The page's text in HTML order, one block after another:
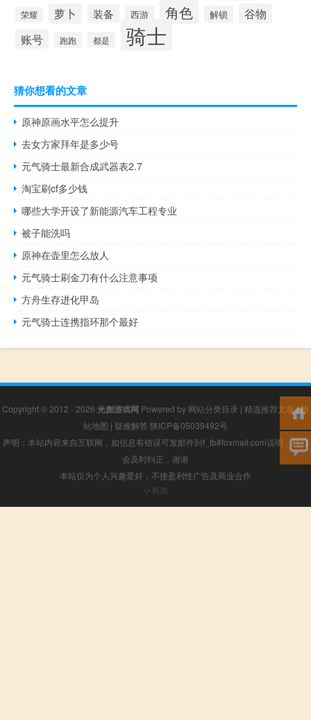
荣耀 萝卜 装备 西游 角色 解锁 谷物
账号 跑跑 都是 骑士
猜你想看的文章
原神原画水平怎么提升
去女方家拜年是多少号
元气骑士最新合成武器表2.7
淘宝刷cf多少钱
哪些大学开设了新能源汽车工程专业
被子能洗吗
原神在壶里怎么放人
元气骑士刷金刀有什么注意事项
方舟生存进化甲岛
元气骑士连携指环那个最好
Copyright © 2012 - 2026 光彪游戏网 Powered by 网站分类目录 | 精选推荐文章|网
站地图 | 疑难解答 陕ICP备05039492号
声明：本站内容来自互联网，如信息有错误可发邮件到f_fb#foxmail.com说明，我们
会及时纠正，谢谢
本站仅为个人兴趣爱好，不接盈利性广告及商业合作
小男孩